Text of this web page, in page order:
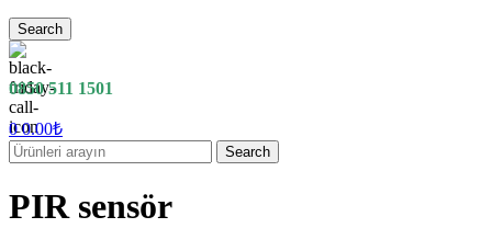
Search
0850 511 1501
00.00₺
Search
PIR sensör